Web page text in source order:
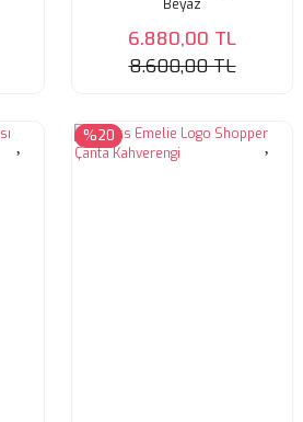
Beyaz
6.880,00 TL
8.600,00 TL
%20